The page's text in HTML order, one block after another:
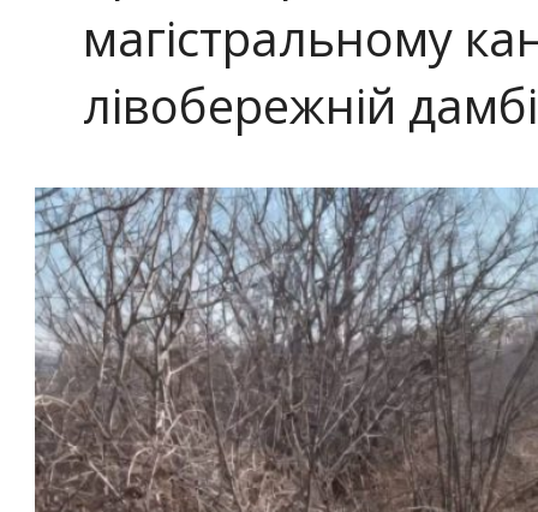
магістральному
лівобережній